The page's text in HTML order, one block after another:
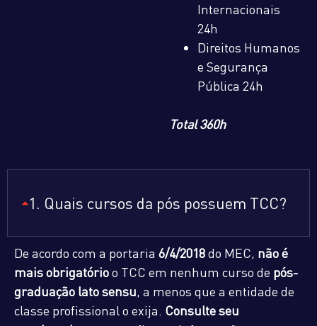
Internacionais
24h
Direitos Humanos
e Segurança
Pública 24h
Total 360h
1. Quais cursos da pós possuem TCC?
De acordo com a portaria 6/4/2018do MEC, não é
mais obrigatórioo TCC em nenhum curso de pós-
graduação lato sensu, a menos que a entidade de
classe profissional o exija. Consulte seu